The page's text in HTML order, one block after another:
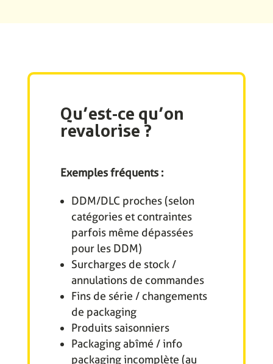
Qu’est-ce qu’on
revalorise ?
Exemples fréquents :
DDM/DLC proches (selon
catégories et contraintes
parfois même dépassées
pour les DDM)
Surcharges de stock /
annulations de commandes
Fins de série / changements
de packaging
Produits saisonniers
Packaging abîmé / info
packaging incomplète (au